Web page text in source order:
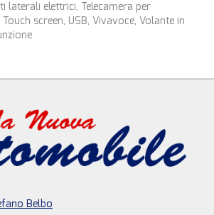
laterali elettrici, Telecamera per
screen, USB, Vivavoce, Volante in
Belbo